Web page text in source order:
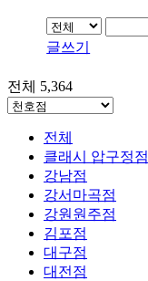
글쓰기
전체 5,364
전체
클래시 압구정점
강남점
강서마곡점
강원원주점
김포점
대구점
대전점